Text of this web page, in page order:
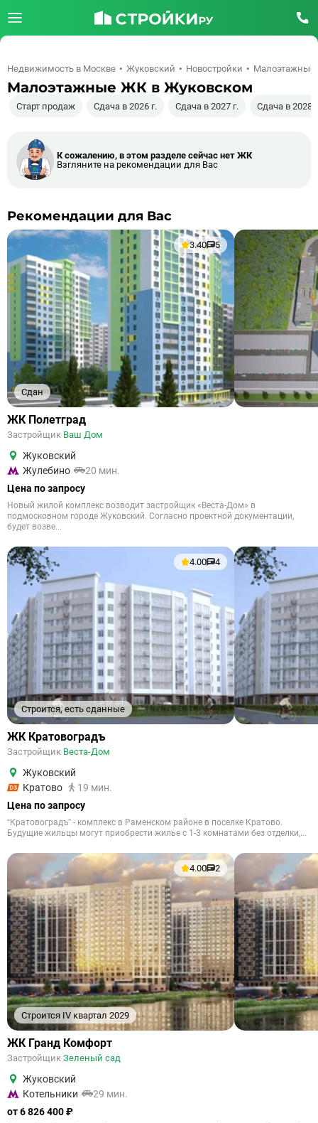
Недвижимость в Москве Жуковский Новостройки Малоэтажные
Малоэтажные ЖК в Жуковском
Старт продаж Сдача в 2026 г. Сдача в 2027 г. Сдача в 2028
К сожалению, в этом разделе сейчас нет ЖК
Взгляните на рекомендации для Вас
Рекомендации для Вас
Сдан
3.40 5
ЖК Полетград
Застройщик Ваш Дом
Жуковский
Жулебино
20 мин.
Цена по запросу
Новый жилой комплекс возводит застройщик «Веста-Дом» в
подмосковном городе Жуковский. Согласно проектной документации,
будет возве...
Строится, есть сданные
4.00 4
ЖК Кратовоградъ
Застройщик Веста-Дом
Жуковский
Кратово
19 мин.
Цена по запросу
“Кратовоградъ” - комплекс в Раменском районе в поселке Кратово.
Будущие жильцы могут приобрести жилье с 1-3 комнатами без отделки,...
Строится IV квартал 2029
4.00 2
ЖК Гранд Комфорт
Застройщик Зеленый сад
Жуковский
Котельники
29 мин.
от 6 826 400 ₽